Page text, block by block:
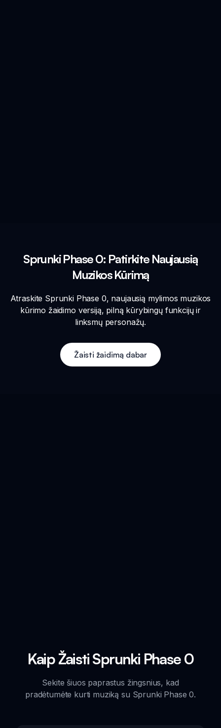
Sprunki Phase 0: Patirkite Naujausią
Muzikos Kūrimą
Atraskite Sprunki Phase 0, naujausią mylimos muzikos
kūrimo žaidimo versiją, pilną kūrybingų funkcijų ir
linksmų personažų.
Žaisti žaidimą dabar
Kaip Žaisti Sprunki Phase 0
Sekite šiuos paprastus žingsnius, kad
pradėtumėte kurti muziką su Sprunki Phase 0.